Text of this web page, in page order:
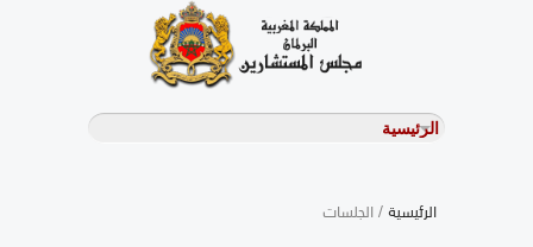
الرئيسية/ الجلسات